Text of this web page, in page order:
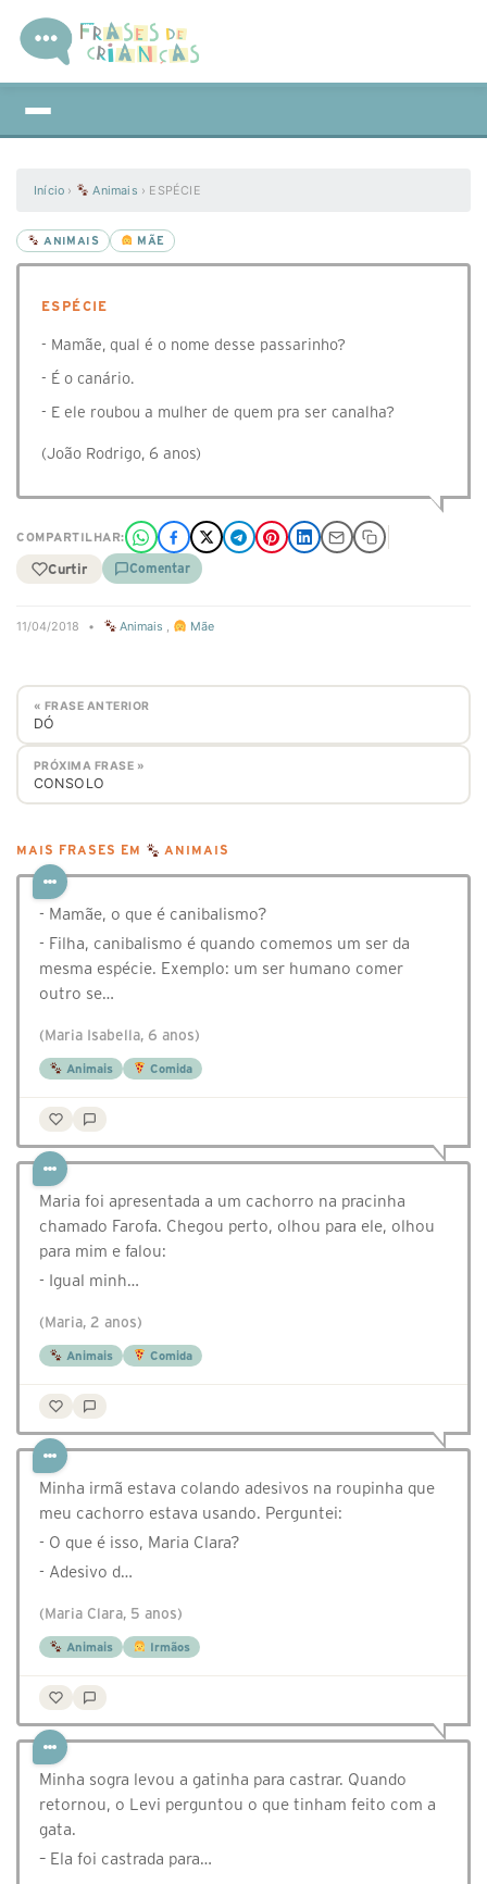
Início › Animais › ESPÉCIE
ANIMAIS MÃE
ESPÉCIE
- Mamãe, qual é o nome desse passarinho?
- É o canário.
- E ele roubou a mulher de quem pra ser canalha?
(João Rodrigo, 6 anos)
COMPARTILHAR:
Curtir Comentar
11/04/2018 • Animais , Mãe
« FRASE ANTERIOR
DÓ
PRÓXIMA FRASE »
CONSOLO
MAIS FRASES EM ANIMAIS
- Mamãe, o que é canibalismo?
- Filha, canibalismo é quando comemos um ser da
mesma espécie. Exemplo: um ser humano comer
outro se…
(Maria Isabella, 6 anos)
Animais Comida
Maria foi apresentada a um cachorro na pracinha
chamado Farofa. Chegou perto, olhou para ele, olhou
para mim e falou:
- Igual minh…
(Maria, 2 anos)
Animais Comida
Minha irmã estava colando adesivos na roupinha que
meu cachorro estava usando. Perguntei:
- O que é isso, Maria Clara?
- Adesivo d…
(Maria Clara, 5 anos)
Animais Irmãos
Minha sogra levou a gatinha para castrar. Quando
retornou, o Levi perguntou o que tinham feito com a
gata.
– Ela foi castrada para…